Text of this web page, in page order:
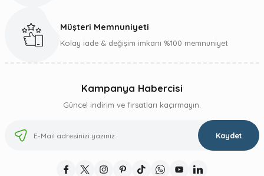
Müşteri Memnuniyeti
Kolay iade & değişim imkanı %100 memnuniyet
Kampanya Habercisi
Güncel indirim ve fırsatları kaçırmayın.
Kaydet